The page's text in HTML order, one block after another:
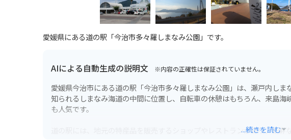
愛媛県にある道の駅「今治市多々羅しまなみ公園」です。
AIによる自動生成の説明文 ※内容の正確性は保証されていません。
愛媛県今治市にある道の駅「今治市多々羅しまなみ公園」は、瀬戸内し
知られるしまなみ海道の中間に位置し、自転車の休憩はもちろん、来島
も人気です。
道の駅には、地元の特産品を販売するショップやレストランがあり、新
...続きを読む